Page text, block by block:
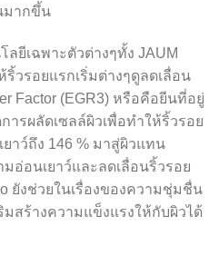
มากขึ้น
ยีเฉพาะตัวต่างๆทั้ง JAUM
ริ้วรอยแรกเริ่มต่างๆดูลดเลื่อน
Factor (EGR3) หรือคือยีนที่อยู่
ารผลัดเซลล์ผิวเพื่อทำให้ริ้วรอย
าว์ถึง 146 % มาสู่ผิวแทน
อ่อนเยาว์และลดเลื่อนริ้วรอย
ยังช่วยในเรื่องของความชุ่มชื่น
สร้างความแข็งแรงให้กับผิวได้